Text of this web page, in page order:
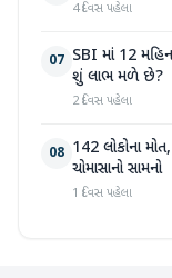
4 દિવસ પહેલા
07 SBI માં 12
શું લાભ મળે છે?
2 દિવસ પહેલા
08 142 લોકોના
ચોમાસાનો સામનો
1 દિવસ પહેલા